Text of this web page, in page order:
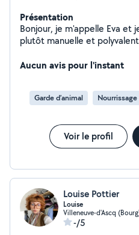
Présentation
Bonjour, je m'appelle Eva et
plutôt manuelle et
besoin contactez moi !
Aucun avis pour l'instant
Garde d’animal
Voir le profil
Louise Pottier
Louise
Villeneuve-d'Ascq
-/5